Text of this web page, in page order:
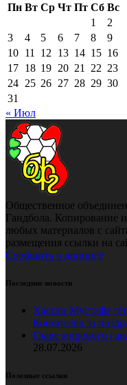
Пн Вт Ср Чт Пт Сб Вс
1
2
3
4 5 6 7 8
9
10 11 12 13 14 15 16
17 18 19 20 21 22 23
24 25 26 27 28 29 30
31
« Июл
Общественное
Гандбола. Копирование
любых материалов с
размещения ссылки на
Сообщить о допинге
Последние новости
Хассан Мустафа
Коноплёва за
Главе мирового
28.07.2026
Полезные ссылки